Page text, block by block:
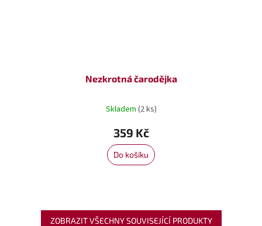
Nezkrotná čarodějka
Skladem (2 ks)
359 Kč
Do košíku
ZOBRAZIT VŠECHNY SOUVISEJÍCÍ PRODUKTY